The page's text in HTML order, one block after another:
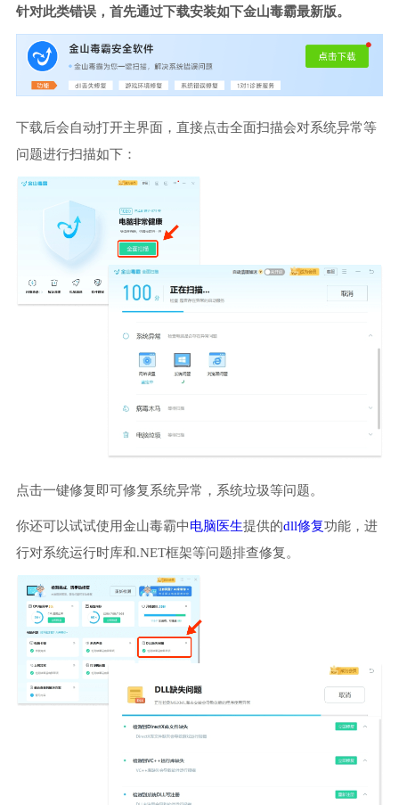
针对此类错误，首先通过下载安装如下金山毒霸最新版。
下载后会自动打开主界面，直接点击全面扫描会对系统异常等
问题进行扫描如下：
点击一键修复即可修复系统异常，系统垃圾等问题。
你还可以试试使用金山毒霸中电脑医生提供的dll修复功能，进
行对系统运行时库和.NET框架等问题排查修复。